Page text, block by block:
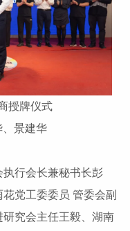
授牌仪式
、景建华
行会长兼秘书长彭
党工委委员 管委会副
究会主任王毅、湖南